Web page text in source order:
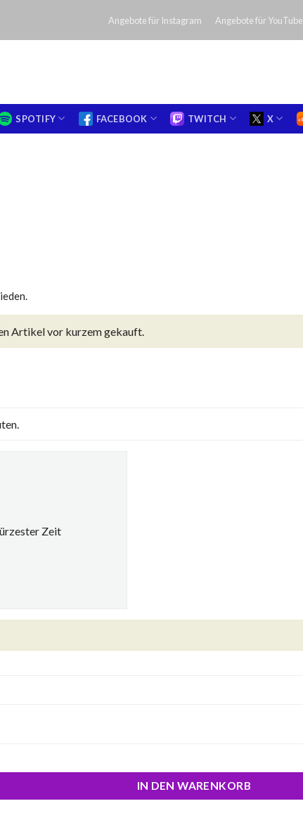
Angebote für Instagram Angebote für YouTube
SPOTIFY FACEBOOK TWITCH X
Artikel vor kurzem gekauft.
Zeit
IN DEN WARENKORB